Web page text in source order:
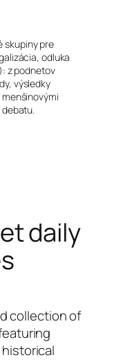
skupiny pre
odluka
z podnetov
výsledky
daily
collection of